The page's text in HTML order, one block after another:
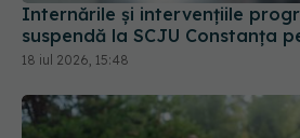
Internările și intervențiile
suspendă la SCJU Constanța
18 iul 2026, 15:48